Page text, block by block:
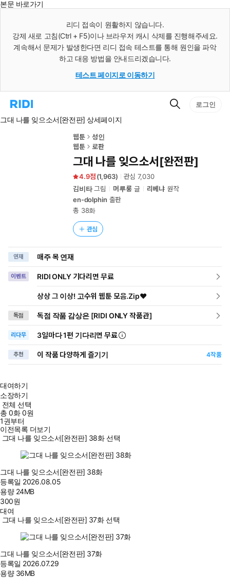
본문 바로가기
리디 접속이 원활하지 않습니다.
강제 새로 고침(Ctrl + F5)이나 브라우저 캐시 삭제를 진행해주세요.
계속해서 문제가 발생한다면 리디 접속 테스트를 통해 원인을 파악
하고 대응 방법을 안내드리겠습니다.
테스트 페이지로 이동하기
리
홈
검
로그인
그대 나를 잊으소서[완전판] 상세페이지
웹툰
성인
웹툰
로판
그대 나를 잊으소서[완전판]
4.9 (1,963) 관심7,030
김비타그림 머루룽글 리베냐 원작
en-dolphin 출판
총 38화
관심
연재 매주 목 연재
이벤트 RIDI ONLY 기다리면 무료
상상 그 이상! 고수위 웹툰 모음.Zip♥
독점 독점 작품 감상은 [RIDI ONLY 작품관]
리다무 3일마다1편 기다리면 무료
추천 이 작품 다양하게 즐기기 4작품
대여하기
소장하기
전체 선택
총0화0원
1권부터
이전목록 더보기
그대 나를 잊으소서[완전판] 38화 선택
그대 나를 잊으소서[완전판] 38화
등록일 2026.08.05
용량 24MB
300원
대여
그대 나를 잊으소서[완전판] 37화 선택
그대 나를 잊으소서[완전판] 37화
등록일 2026.07.29
용량 36MB